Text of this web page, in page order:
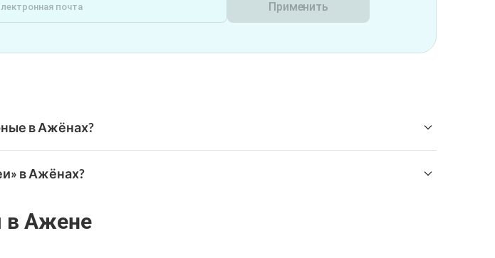
Применить
в Ажёнах?
в Ажёнах?
в Ажене